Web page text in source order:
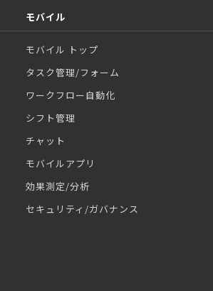
モバイル
モバイル トップ
タスク管理/フォーム
ワークフロー自動化
シフト管理
チャット
モバイルアプリ
効果測定/分析
セキュリティ/ガバナンス